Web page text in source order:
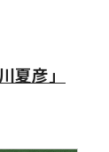
彦」